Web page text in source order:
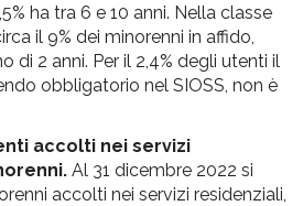
ha tra 6 e 10 anni. Nella classe
il 9% dei minorenni in affido,
di 2 anni. Per il 2,4% degli utenti il
obbligatorio nel SIOSS, non è
accolti nei servizi
Al 31 dicembre 2022 si
accolti nei servizi residenziali,